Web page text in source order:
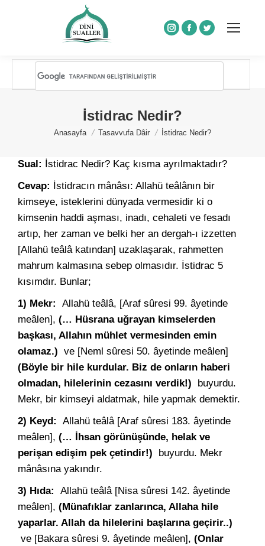
Instagram
Facebook
Twitter
İstidrac Nedir?
You are here:
Anasayfa Tasavvufa Dâir İstidrac Nedir?
Sual: İstidrac Nedir? Kaç kısma ayrılmaktadır?
Cevap: İstidracın mânâsı: Allahü teâlânın bir
kimseye, isteklerini dünyada vermesidir ki o
kimsenin haddi aşması, inadı, cehaleti ve fesadı
artıp, her zaman ve belki her an dergah-ı izzetten
[Allahü teâlâ katından] uzaklaşarak, rahmetten
mahrum kalmasına sebep olmasıdır. İstidrac 5
kısımdır. Bunlar;
1) Mekr:
Allahü teâlâ, [Araf sûresi 99. âyetinde
meâlen], (… Hüsrana uğrayan kimselerden
başkası, Allahın mühlet vermesinden emin
olamaz.) ve [Neml sûresi 50. âyetinde meâlen]
(Böyle bir hile kurdular. Biz de onların haberi
olmadan, hilelerinin cezasını verdik!)
buyurdu.
Mekr, bir kimseyi aldatmak, hile yapmak demektir.
2) Keyd:
Allahü teâlâ [Araf sûresi 183. âyetinde
meâlen], (… İhsan görünüşünde, helak ve
perişan edişim pek çetindir!)
buyurdu. Mekr
mânâsına yakındır.
3) Hıda:
Allahü teâlâ [Nisa sûresi 142. âyetinde
meâlen], (Münafıklar zanlarınca, Allaha hile
yaparlar. Allah da hilelerini başlarına geçirir..)
ve [Bakara sûresi 9. âyetinde meâlen], (Onlar